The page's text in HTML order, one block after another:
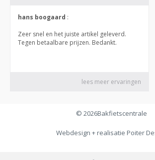
© 2026Bakfietscentrale
Webdesign + realisatie Poiter